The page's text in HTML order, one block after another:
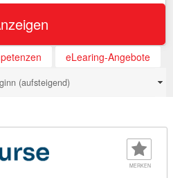
eLearing-Angebote
(aufsteigend)
MERKEN